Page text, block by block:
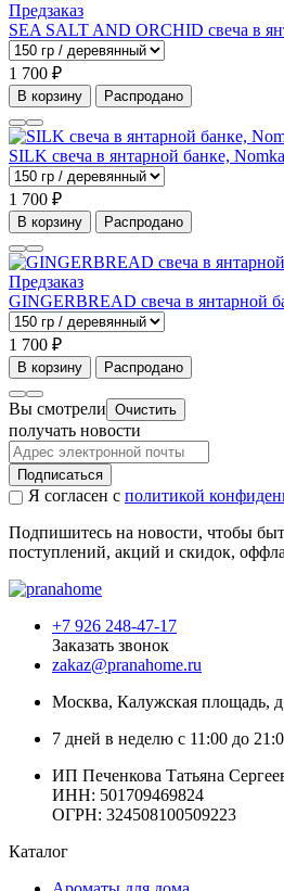
Предзаказ
SEA SALT AND ORCHID свеча в
1 700 ₽
В корзину Распродано
SILK свеча в янтарной банке,
1 700 ₽
В корзину Распродано
Предзаказ
GINGERBREAD свеча в янтарной
1 700 ₽
В корзину Распродано
Вы смотрели Очистить
получать новости
Подписаться
Я согласен с политикой
Подпишитесь на новости, чтобы
поступлений, акций и скидок,
+7 926 248-47-17
Заказать звонок
zakaz@pranahome.ru
Москва, Калужская площадь,
7 дней в неделю с 11:00 до
ИП Печенкова Татьяна
ИНН: 501709469824
ОГРН: 324508100509223
Каталог